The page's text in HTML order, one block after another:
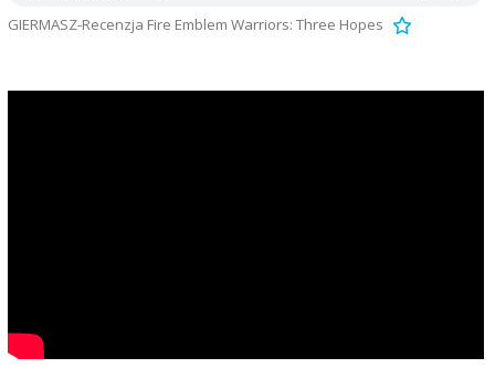
GIERMASZ-Recenzja Fire Emblem Warriors: Three Hopes